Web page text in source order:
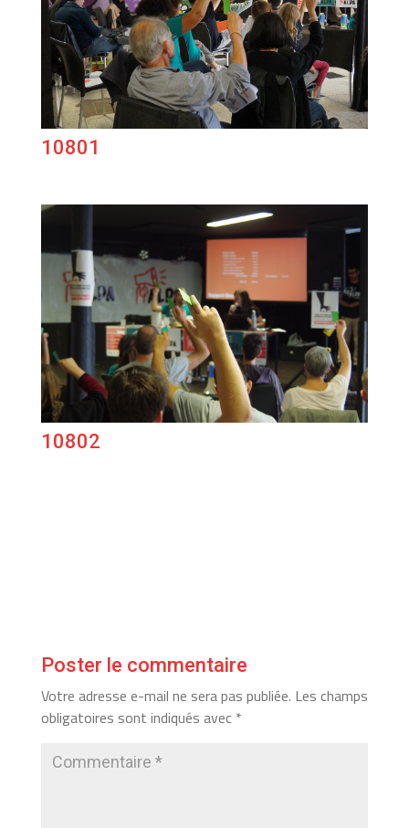
10801
10802
Poster le commentaire
Votre adresse e-mail ne sera pas publiée. Les champs
obligatoires sont indiqués avec *